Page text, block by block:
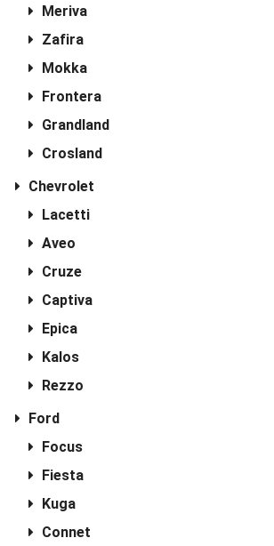
Meriva
Zafira
Mokka
Frontera
Grandland
Crosland
Chevrolet
Lacetti
Aveo
Cruze
Captiva
Epica
Kalos
Rezzo
Ford
Focus
Fiesta
Kuga
Connet